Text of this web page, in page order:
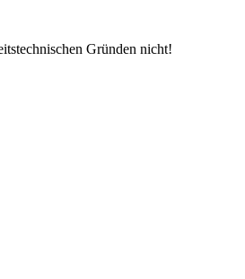
Gründen nicht!